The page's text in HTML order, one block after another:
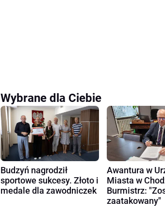
Wybrane dla Ciebie
Budzyń nagrodził
sportowe sukcesy. Złoto i
medale dla zawodniczek
Awantura w
Miasta w
Burmistrz:
zaatakowany"